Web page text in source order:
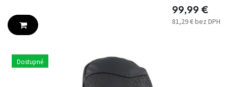
optimálne chráni ruky aj pri kontakte s hranami lyží. Športový dizajn s
rôznym prešívaním a rôznymi dizajnovými prvkami robí z lyžiarskych
rukavíc špeciálny pútač pozornosti.
99,99 €
81,29€bez DPH
Dostupné